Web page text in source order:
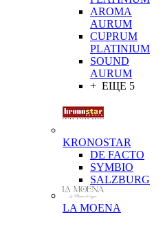
AROMA
AURUM
CUPRUM
PLATINIUM
SOUND
AURUM
+ ЕЩЕ 5
KRONOSTAR
DE FACTO
SYMBIO
SALZBURG
LA MOENA